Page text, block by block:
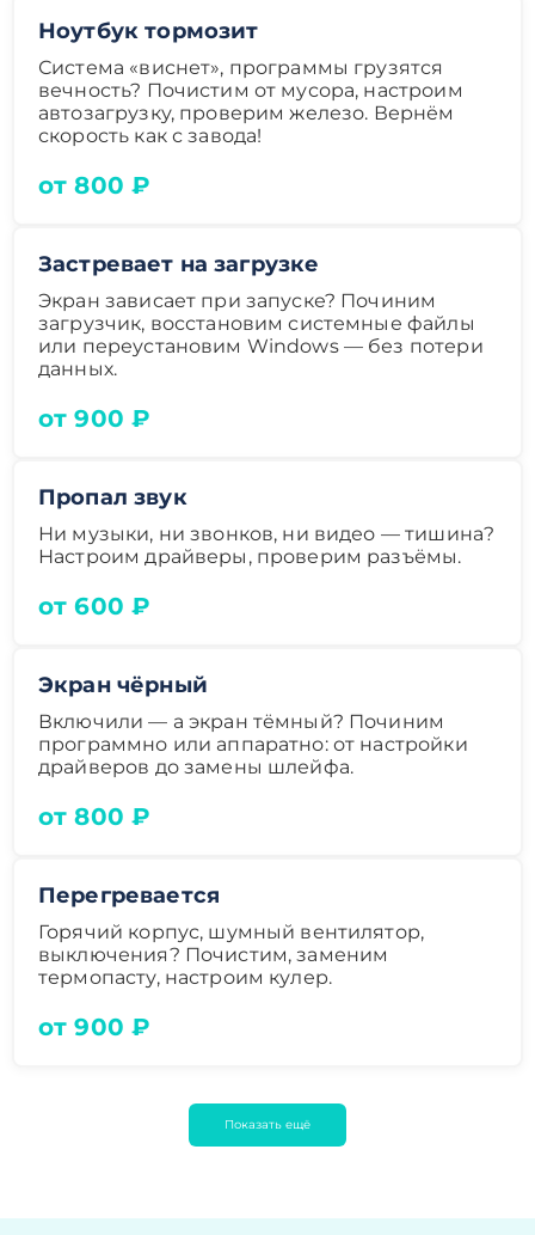
Ноутбук тормозит
Система «виснет», программы грузятся
вечность? Почистим от мусора, настроим
автозагрузку, проверим железо. Вернём
скорость как с завода!
от 800 ₽
Застревает на загрузке
Экран зависает при запуске? Починим
загрузчик, восстановим системные файлы
или переустановим Windows — без потери
данных.
от 900 ₽
Пропал звук
Ни музыки, ни звонков, ни видео — тишина?
Настроим драйверы, проверим разъёмы.
от 600 ₽
Экран чёрный
Включили — а экран тёмный? Починим
программно или аппаратно: от настройки
драйверов до замены шлейфа.
от 800 ₽
Перегревается
Горячий корпус, шумный вентилятор,
выключения? Почистим, заменим
термопасту, настроим кулер.
от 900 ₽
Показать ещё